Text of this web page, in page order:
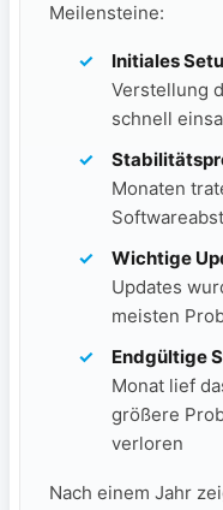
Meilensteine:
Initiales
Verstellung
schnell
⁤Monaten
Wichtige
Updates
meisten
Endgültige⁢
Monat⁤ lief
größere
verloren
Nach einem Jahr